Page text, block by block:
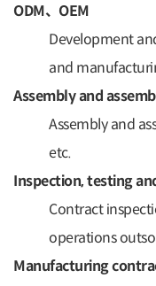
ODM、OEM
Development
and
Assembly and
Assembly and
etc.
Inspection, testing
Contract
operations
Manufacturing